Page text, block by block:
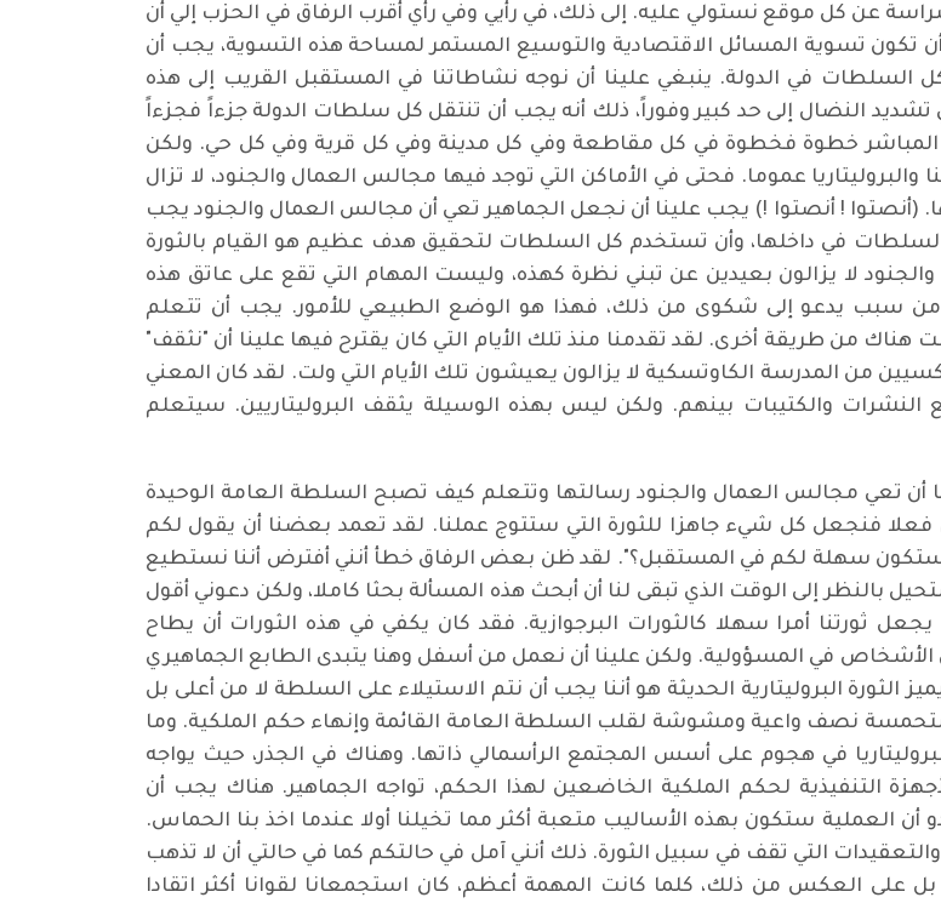
عن كل موقع نستولي عليه. إلى ذلك، في رأيي وفي رأي أقرب الرفاق في الحزب إلي أن
تكون تسوية المسائل الاقتصادية والتوسيع المستمر لمساحة هذه التسوية، يجب أن
في الدولة. ينبغي علينا أن نوجه نشاطاتنا في المستقبل القريب إلى هذه
النضال إلى حد كبير وفوراً، ذلك أنه يجب أن تنتقل كل سلطات الدولة جزءاً فجزءاً
المباشر خطوة فخطوة في كل مقاطعة وفي كل مدينة وفي كل قرية وفي كل حي. ولكن
عموما. فحتى في الأماكن التي توجد فيها مجالس العمال والجنود، لا تزال
! أنصتوا !) يجب علينا أن نجعل الجماهير تعي أن مجالس العمال والجنود يجب
السلطات في داخلها، وأن تستخدم كل السلطات لتحقيق هدف عظيم هو القيام بالثورة
لا يزالون بعيدين عن تبني نظرة كهذه، وليست المهام التي تقع على عاتق هذه
من سبب يدعو إلى شكوى من ذلك، فهذا هو الوضع الطبيعي للأمور. يجب أن تتعلم
من طريقة أخرى. لقد تقدمنا منذ تلك الأيام التي كان يقترح فيها علينا أن "نثقف"
من المدرسة الكاوتسكية لا يزالون يعيشون تلك الأيام التي ولت. لقد كان المعني
النشرات والكتيبات بينهم. ولكن ليس بهذه الوسيلة يثقف البروليتاريين. سيتعلم
أن تعي مجالس العمال والجنود رسالتها وتتعلم كيف تصبح السلطة العامة الوحيدة
فنجعل كل شيء جاهزا للثورة التي ستتوج عملنا. لقد تعمد بعضنا أن يقول لكم
ستكون سهلة لكم في المستقبل؟". لقد ظن بعض الرفاق خطأ أنني أفترض أننا نستطيع
بالنظر إلى الوقت الذي تبقى لنا أن أبحث هذه المسألة بحثا كاملا، ولكن دعوني أقول
ثورتنا أمرا سهلا كالثورات البرجوازية. فقد كان يكفي في هذه الثورات أن يطاح
في المسؤولية. ولكن علينا أن نعمل من أسفل وهنا يتبدى الطابع الجماهيري
الثورة البروليتارية الحديثة هو أننا يجب أن نتم الاستيلاء على السلطة لا من أعلى بل
نصف واعية ومشوشة لقلب السلطة العامة القائمة وإنهاء حكم الملكية. وما
في هجوم على أسس المجتمع الرأسمالي ذاتها. وهناك في الجذر، حيث يواجه
التنفيذية لحكم الملكية الخاضعين لهذا الحكم، تواجه الجماهير. هناك يجب أن
العملية ستكون بهذه الأساليب متعبة أكثر مما تخيلنا أولا عندما اخذ بنا الحماس.
التي تقف في سبيل الثورة. ذلك أنني آمل في حالتكم كما في حالتي أن لا تذهب
على العكس من ذلك، كلما كانت المهمة أعظم، كان استجمعانا لقوانا أكثر اتقادا